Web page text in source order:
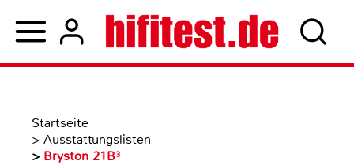
Startseite
> Ausstattungslisten
> Bryston 21B³